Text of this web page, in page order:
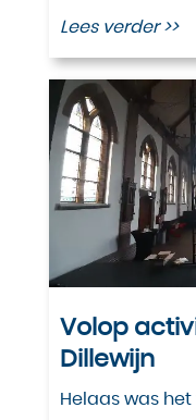
Lees verder >>
Volop
Dillewijn
Helaas was